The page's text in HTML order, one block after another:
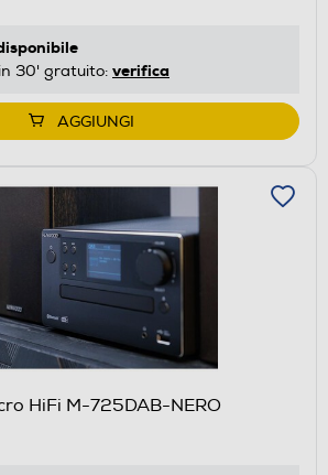
30' gratuito: verifica
AGGIUNGI
HiFi M-725DAB-NERO